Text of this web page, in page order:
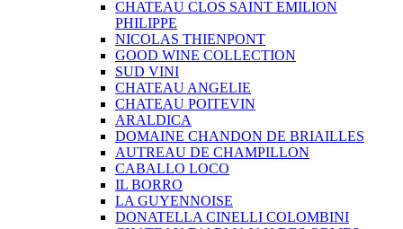
CHATEAU CLOS SAINT EMILION
PHILIPPE
NICOLAS THIENPONT
GOOD WINE COLLECTION
SUD VINI
CHATEAU ANGELIE
CHATEAU POITEVIN
ARALDICA
DOMAINE CHANDON DE BRIAILLES
AUTREAU DE CHAMPILLON
CABALLO LOCO
IL BORRO
LA GUYENNOISE
DONATELLA CINELLI COLOMBINI